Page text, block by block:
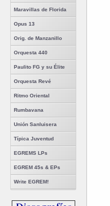
Maravillas de Florida
Opus 13
Orig. de Manzanillo
Orquesta 440
Paulito FG y su Élite
Orquesta Revé
Ritmo Oriental
Rumbavana
Unión Sanluisera
Típica Juventud
EGREMS LPs
EGREM 45s & EPs
Write EGREM!